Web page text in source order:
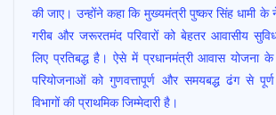
की जाए। उन्होंने कहा कि मुख्यमंत्री पुष्कर सिंह धामी के
गरीब और जरूरतमंद परिवारों को बेहतर आवासीय
लिए प्रतिबद्ध है। ऐसे में प्रधानमंत्री आवास योजना
परियोजनाओं को गुणवत्तापूर्ण और समयबद्ध ढंग से
विभागों की प्राथमिक जिम्मेदारी है।